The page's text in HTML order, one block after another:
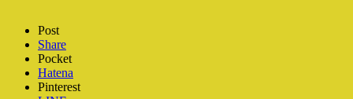
Post
Share
Pocket
Hatena
Pinterest